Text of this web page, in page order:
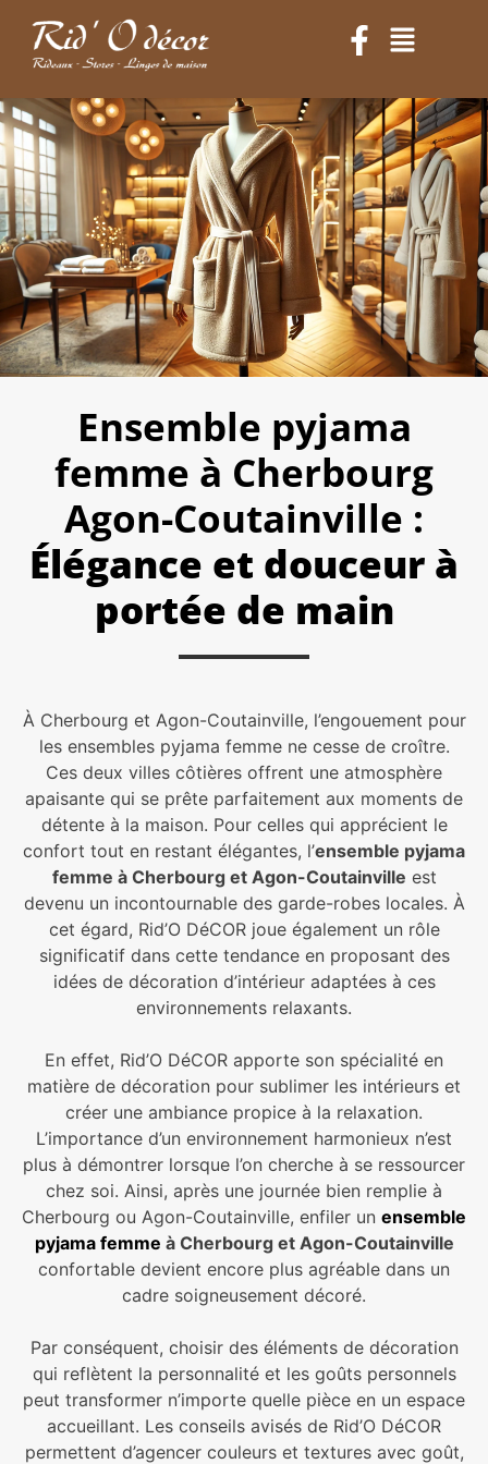
Ensemble pyjama
femme à Cherbourg
Agon-Coutainville :
Élégance et douceur à
portée de main
À Cherbourg et Agon-Coutainville, l’engouement pour
les ensembles pyjama femme ne cesse de croître.
Ces deux villes côtières offrent une atmosphère
apaisante qui se prête parfaitement aux moments de
détente à la maison. Pour celles qui apprécient le
confort tout en restant élégantes, l’ensemble pyjama
femme à Cherbourg et Agon-Coutainville est
devenu un incontournable des garde-robes locales. À
cet égard, Rid’O DéCOR joue également un rôle
significatif dans cette tendance en proposant des
idées de décoration d’intérieur adaptées à ces
environnements relaxants.
En effet, Rid’O DéCOR apporte son spécialité en
matière de décoration pour sublimer les intérieurs et
créer une ambiance propice à la relaxation.
L’importance d’un environnement harmonieux n’est
plus à démontrer lorsque l’on cherche à se ressourcer
chez soi. Ainsi, après une journée bien remplie à
Cherbourg ou Agon-Coutainville, enfiler un ensemble
pyjama femme à Cherbourg et Agon-Coutainville
confortable devient encore plus agréable dans un
cadre soigneusement décoré.
Par conséquent, choisir des éléments de décoration
qui reflètent la personnalité et les goûts personnels
peut transformer n’importe quelle pièce en un espace
accueillant. Les conseils avisés de Rid’O DéCOR
permettent d’agencer couleurs et textures avec goût,